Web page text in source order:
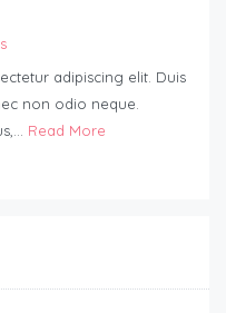
adipiscing elit. Duis
non odio neque.
Read More